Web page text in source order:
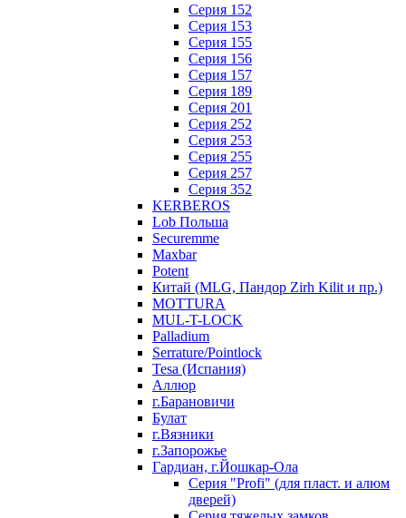
Серия 152
Серия 153
Серия 155
Серия 156
Серия 157
Серия 189
Серия 201
Серия 252
Серия 253
Серия 255
Серия 257
Серия 352
KERBEROS
Lob Польша
Securemme
Maxbar
Potent
Китай (MLG, Пандор Zirh Kilit и пр.)
MOTTURA
MUL-T-LOCK
Palladium
Serrature/Pointlock
Tesa (Испания)
Аллюр
г.Барановичи
Булат
г.Вязники
г.Запорожье
Гардиан, г.Йошкар-Ола
Серия "Profi" (для пласт. и алюм
дверей)